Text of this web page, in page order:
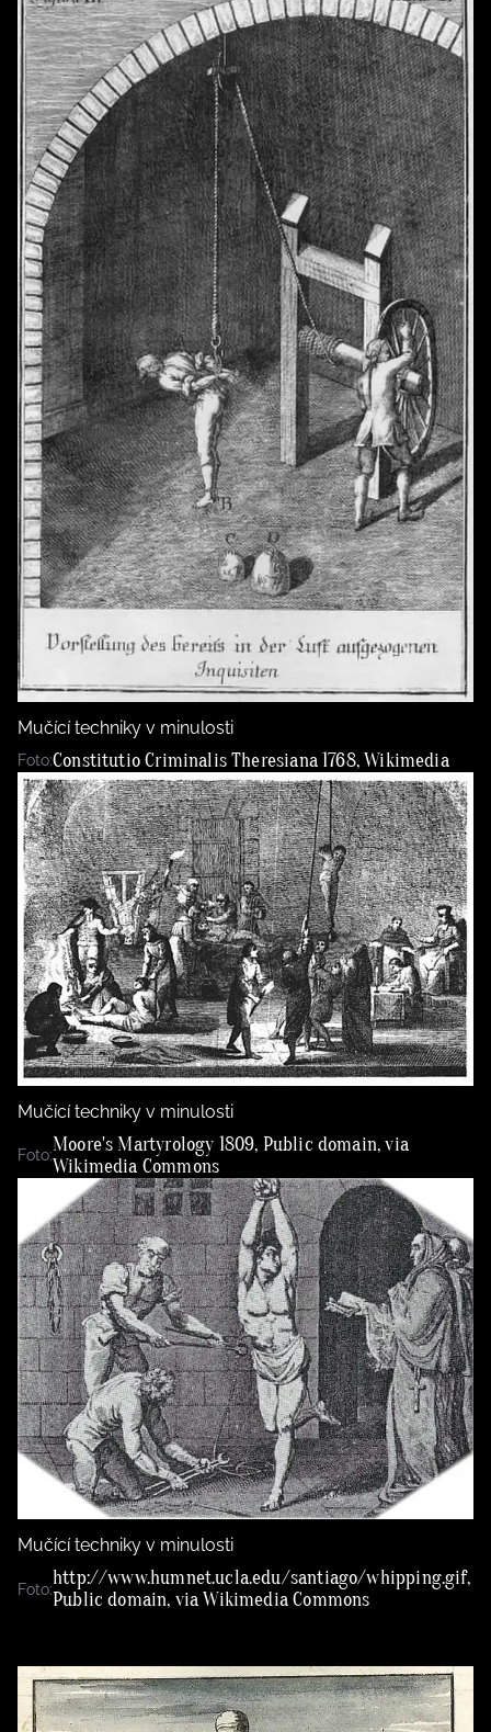
Mučící techniky v minulosti
Foto:Constitutio Criminalis Theresiana 1768, Wikimedia
Mučící techniky v minulosti
Foto:Moore's Martyrology 1809, Public domain, via
Wikimedia Commons
Mučící techniky v minulosti
Foto:http://www.humnet.ucla.edu/santiago/whipping.gif,
Public domain, via Wikimedia Commons